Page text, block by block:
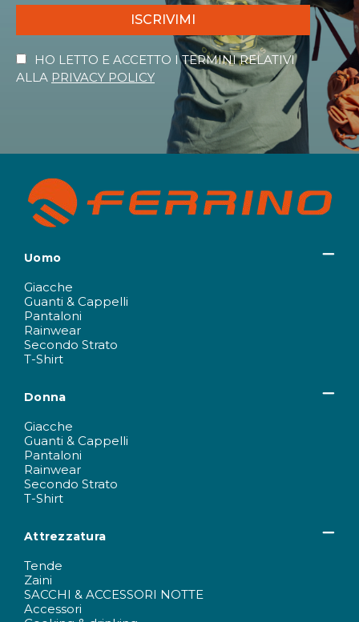
ISCRIVIMI
HO LETTO E ACCETTO I TERMINI RELATIVI
ALLA PRIVACY POLICY
Uomo
Giacche
Guanti & Cappelli
Pantaloni
Rainwear
Secondo Strato
T-Shirt
Donna
Giacche
Guanti & Cappelli
Pantaloni
Rainwear
Secondo Strato
T-Shirt
Attrezzatura
Tende
Zaini
SACCHI & ACCESSORI NOTTE
Accessori